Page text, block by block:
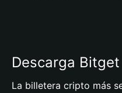
Descarga
La billetera cripto más